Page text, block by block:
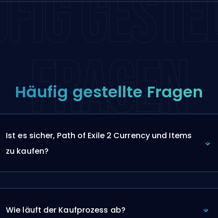
FRAGEN
Häufig gestellte Fragen
Ist es sicher, Path of Exile 2 Currency und Items
zu kaufen?
Wie läuft der Kaufprozess ab?